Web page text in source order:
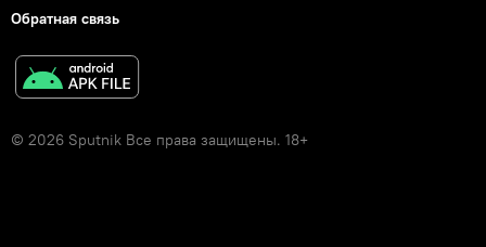
Обратная связь
© 2026 Sputnik Все права защищены. 18+